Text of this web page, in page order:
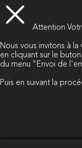
Attention
Nous vous invitons à la
en cliquant sur le
du menu "Envoi de
Puis en suivant la